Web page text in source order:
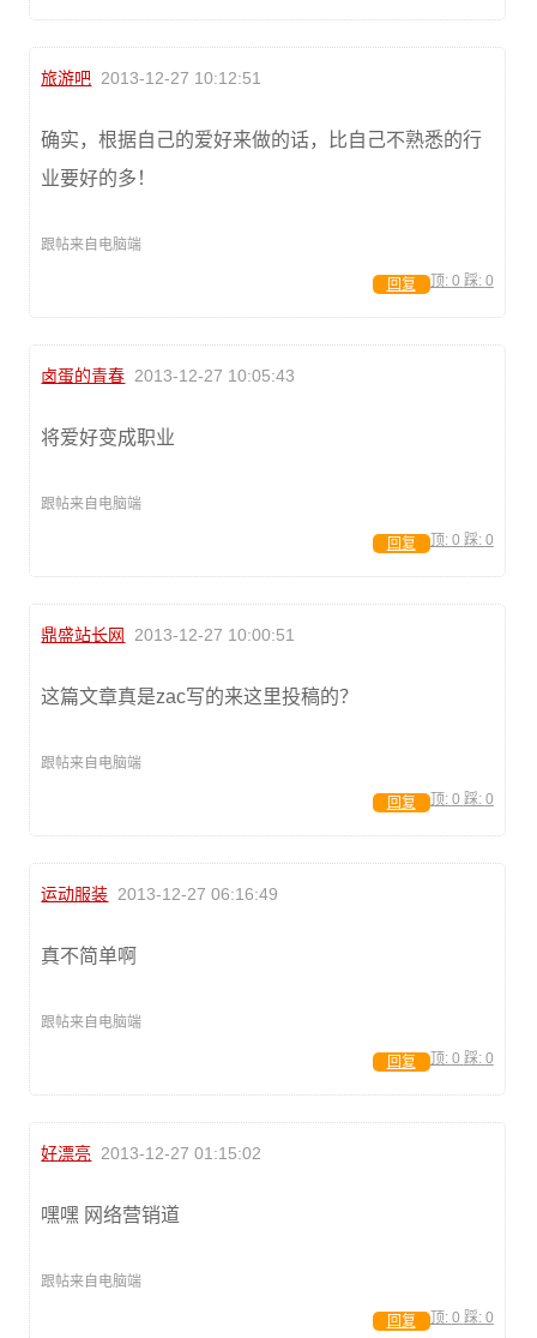
旅游吧 2013-12-27 10:12:51
确实，根据自己的爱好来做的话，比自己不熟悉的行
业要好的多！
跟帖来自电脑端
顶: 0 踩: 0
回复
卤蛋的青春 2013-12-27 10:05:43
将爱好变成职业
跟帖来自电脑端
顶: 0 踩: 0
回复
鼎盛站长网 2013-12-27 10:00:51
这篇文章真是zac写的来这里投稿的？
跟帖来自电脑端
顶: 0 踩: 0
回复
运动服装 2013-12-27 06:16:49
真不简单啊
跟帖来自电脑端
顶: 0 踩: 0
回复
好漂亮 2013-12-27 01:15:02
嘿嘿 网络营销道
跟帖来自电脑端
顶: 0 踩: 0
回复